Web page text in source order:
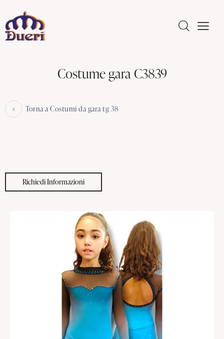
Costume gara C3839
Torna a Costumi da gara tg 38
Richiedi Informazioni